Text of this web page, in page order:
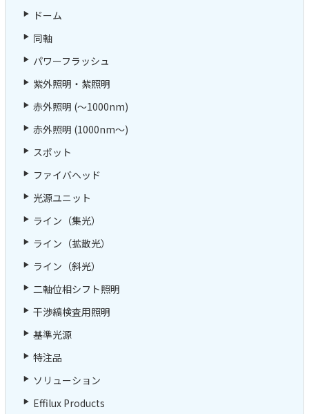
ドーム
同軸
パワーフラッシュ
紫外照明・紫照明
赤外照明 (～1000nm)
赤外照明 (1000nm～)
スポット
ファイバヘッド
光源ユニット
ライン（集光）
ライン（拡散光）
ライン（斜光）
二軸位相シフト照明
干渉縞検査用照明
基準光源
特注品
ソリューション
Effilux Products